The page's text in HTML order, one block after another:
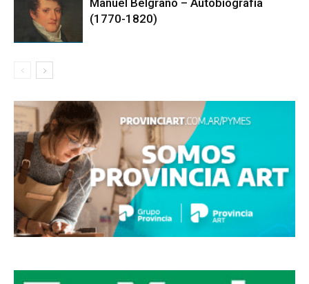
(1770-1820)